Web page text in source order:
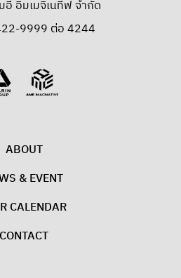
อี อิมเมจิเนทีฟ จำกัด
9999 ต่อ 4244
ABOUT
& EVENT
CALENDAR
CONTACT